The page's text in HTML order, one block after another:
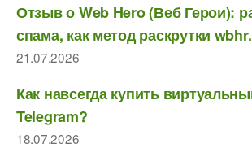
Отзыв о Web Hero (Веб Герои):
спама, как метод раскрутки
21.07.2026
Как навсегда купить
Telegram?
18.07.2026